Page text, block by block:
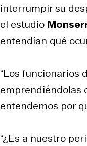
interrumpir su
el estudio
entendían qué
“Los funcionarios
emprendiéndolas
entendemos por
“¿Es a nuestro